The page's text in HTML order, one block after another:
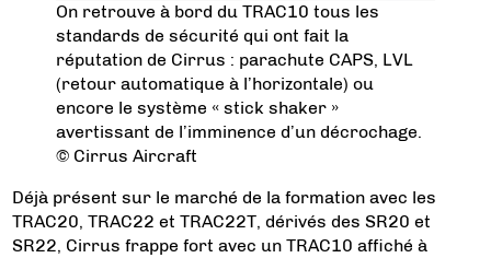
On retrouve à bord du TRAC10 tous les
standards de sécurité qui ont fait la
réputation de Cirrus : parachute CAPS, LVL
(retour automatique à l’horizontale) ou
encore le système « stick shaker »
avertissant de l’imminence d’un décrochage.
© Cirrus Aircraft
Déjà présent sur le marché de la formation avec les
TRAC20, TRAC22 et TRAC22T, dérivés des SR20 et
SR22, Cirrus frappe fort avec un TRAC10 affiché à